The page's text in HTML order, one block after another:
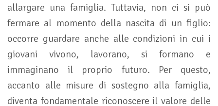
allargare una famiglia. Tuttavia, non ci si può
fermare al momento della nascita di un figlio:
occorre guardare anche alle condizioni in cui i
giovani vivono, lavorano, si formano e
immaginano il proprio futuro. Per questo,
accanto alle misure di sostegno alla famiglia,
diventa fondamentale riconoscere il valore delle